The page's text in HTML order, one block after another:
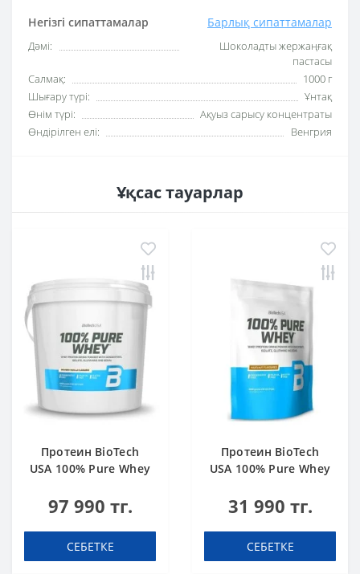
Негізгі сипаттамалар Барлық сипаттамалар
Дәмі:
Шоколадты жержаңғақ
пастасы
Салмақ:
1000 г
Шығару түрі:
Ұнтақ
Өнім түрі:
Ақуыз сарысу концентраты
Өндірілген елі:
Венгрия
Ұқсас тауарлар
Протеин BioTech
USA 100% Pure Whey
g
97 990 тг.
СЕБЕТКЕ
Протеин BioTech
USA 100% Pure Whey
31 990 тг.
СЕБЕТКЕ